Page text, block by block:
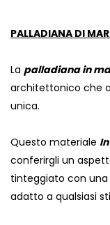
PALLADIANA DI
La palladiana in
architettonico che
unica.
Questo materiale
conferirgli un
tinteggiato con
adatto a qualsiasi